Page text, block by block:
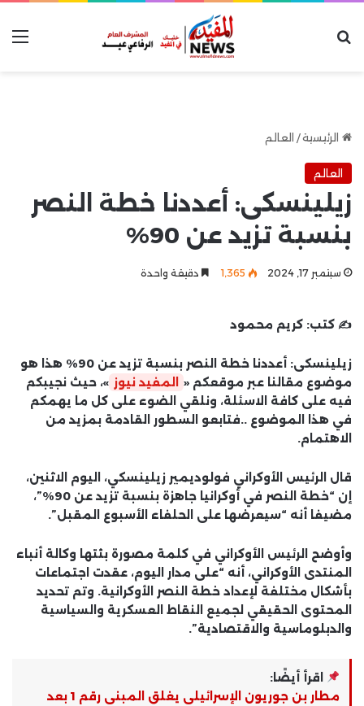
الرئيسية/ العالم
العالم
زيلينسكى: أعددنا خطة النصر
بنسبة تزيد عن 90%
سبتمبر 17, 2024 1٬365 دقيقة واحدة
✍️ كتب: كريم محمود
زيلينسكى: أعددنا خطة النصر بنسبة تزيد عن 90% هذا هو
موضوع مقالنا عبر موقعكم «
المفيد نيوز »، حيث نجيبكم
فيه على كافة الاسئلة، ونلقي الضوء على كل ما يهمكم
في هذا الموضوع ..فتابعو السطور القادمة بمزيد من
الاهتمام.
قال الرئيس الأوكراني فولوديمير زيلينسكي، اليوم الاثنين،
إن “خطة النصر في أوكرانيا جاهزة بنسبة تزيد عن 90%”،
مضيفا أنه “سيعرضها على الحلفاء الأسبوع المقبل”.
وأوضح الرئيس الأوكراني في كلمة مصورة بثتها وكالة أنباء
المنتدى الأوكراني، أنه “على مدار اليوم، عقدت اجتماعات
بأشكال مختلفة لإعداد خطة النصر الأوكرانية. وتم تحديد
المحتوى الحقيقي لجميع النقاط العسكرية والسياسية
والدبلوماسية والاقتصادية”.
اقرأ أيضًا:
مطار بن جوريون الإسرائيلى يغلق المبنى رقم 1 بعد